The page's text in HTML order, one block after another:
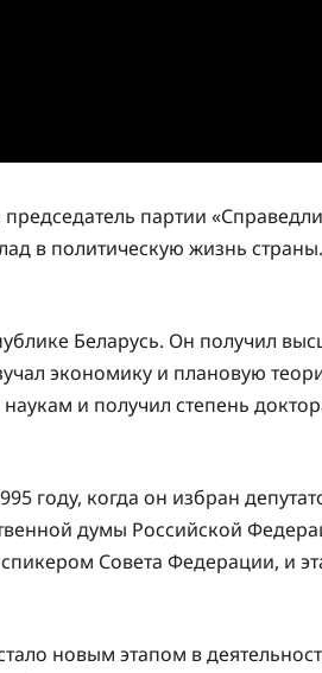
партии
в политическую жизнь
Беларусь. Он получил
экономику и плановую
и получил степень
году, когда он избран
думы Российской
Совета Федерации, и
новым этапом в